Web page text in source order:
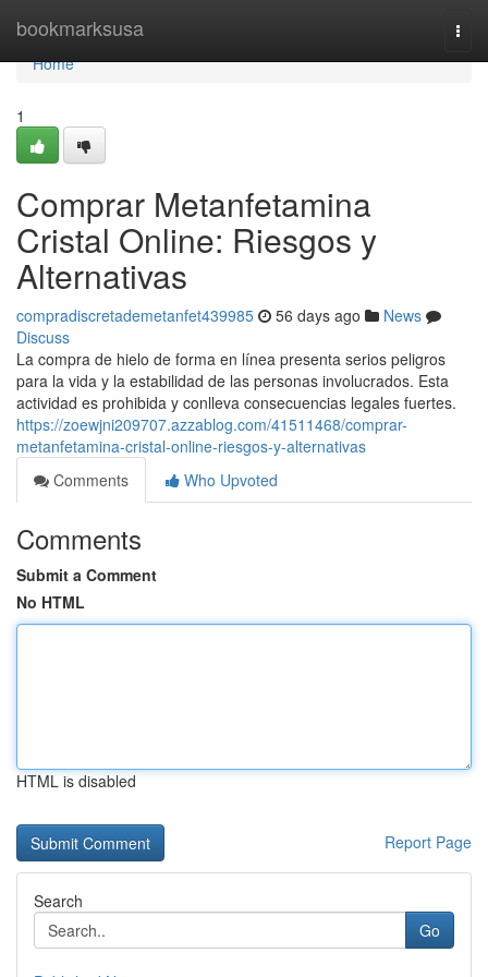
bookmarksusa
Home
Home
1
Comprar Metanfetamina
Cristal Online: Riesgos y
Alternativas
compradiscretademetanfet439985 56 days ago
News
Discuss
La compra de hielo de forma en línea presenta serios peligros
para la vida y la estabilidad de las personas involucrados. Esta
actividad es prohibida y conlleva consecuencias legales fuertes.
https://zoewjni209707.azzablog.com/41511468/comprar-
metanfetamina-cristal-online-riesgos-y-alternativas
Comments
Who Upvoted
Comments
Submit a Comment
No HTML
HTML is disabled
Report Page
Search
Go